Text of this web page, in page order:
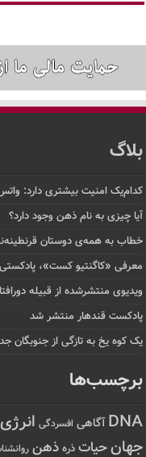
بلاگ
کدام‌یک امنیت بیشتری دارد:
آیا چیزی به نام ذهن وجود دارد؟
خطاب به همه‌ی دوستان
معرفی «کاگنتیو کست»،
ویدیوی منتشرشده از قبیله
پادکست قندهار منتشر شد
یک کوه یخ به تازگی از جنوبگان
برچسب‌ها
DNA آگاهی افسردگی انرژی
جهانحیات ذره ذهن